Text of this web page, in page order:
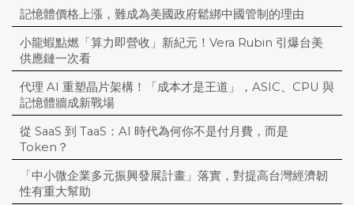
記憶體價格上漲，難成為美國政府鬆綁中國管制的理由
小龍蝦點燃「算力即營收」新紀元！Vera Rubin 引爆台美
供應鏈一次看
代理 AI 重塑晶片架構！「成本才是王道」，ASIC、CPU 與
記憶體牆成新戰場
從 SaaS 到 TaaS：AI 時代為何你不是付月費，而是
Token？
「中小微企業多元振興發展計畫」落實，對提高台灣經濟韌
性有重大幫助